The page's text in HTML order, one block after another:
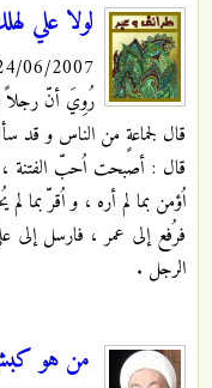
لولا علي
06/2007 - 16:20
رُوِيَ أنّ رجلاً
قال لجماعةٍ من الناس و
قال : أصبحت اُحبّ الفتنة
اُؤمن بما لم أره ، و اُقرّ بما
فرُفع إلى عمر ، فارسل إلى
الرجل .
من هو